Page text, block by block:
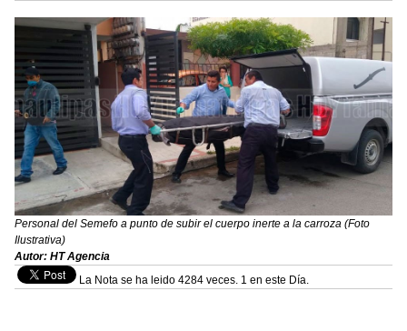
Personal del Semefo a punto de subir el cuerpo inerte a la carroza (Foto
Ilustrativa)
Autor: HT Agencia
La Nota se ha leido 4284 veces. 1 en este Día.